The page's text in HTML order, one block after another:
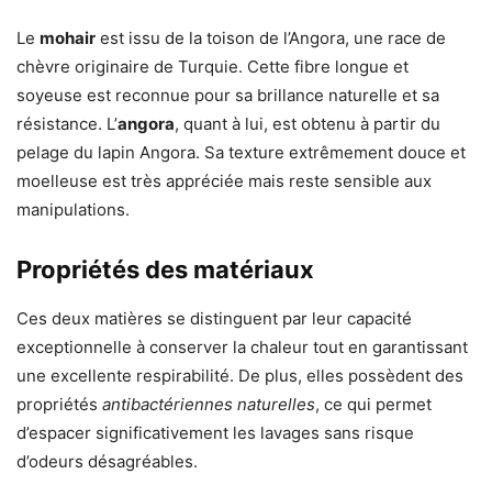
Le mohair est issu de la toison de l’Angora, une race de
chèvre originaire de Turquie. Cette fibre longue et
soyeuse est reconnue pour sa brillance naturelle et sa
résistance. L’angora, quant à lui, est obtenu à partir du
pelage du lapin Angora. Sa texture extrêmement douce et
moelleuse est très appréciée mais reste sensible aux
manipulations.
Propriétés des matériaux
Ces deux matières se distinguent par leur capacité
exceptionnelle à conserver la chaleur tout en garantissant
une excellente respirabilité. De plus, elles possèdent des
propriétés antibactériennes naturelles, ce qui permet
d’espacer significativement les lavages sans risque
d’odeurs désagréables.